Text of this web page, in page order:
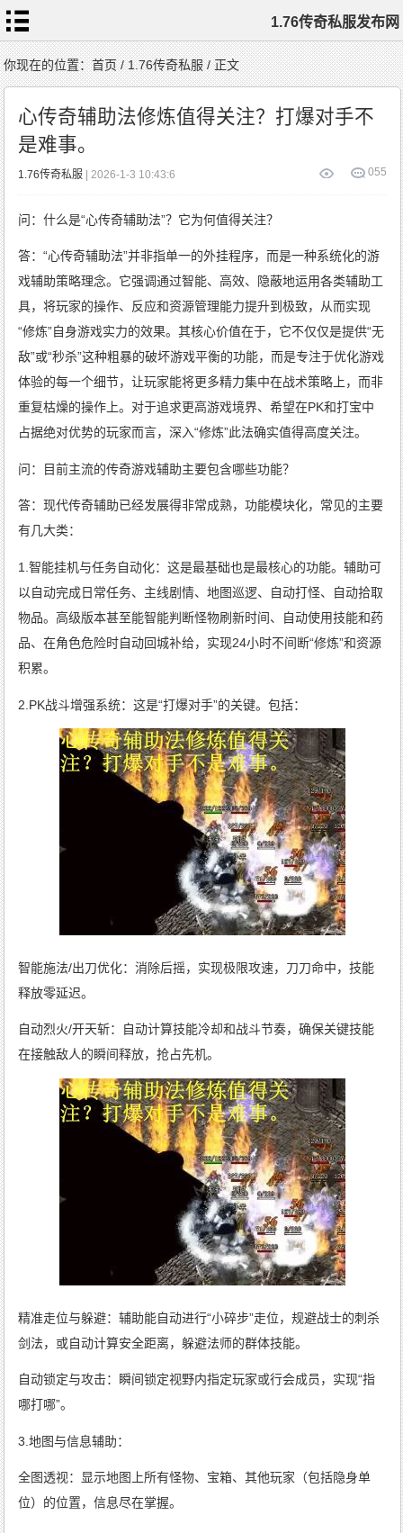
1.76传奇私服发布网
首
页
1.76
传
奇
服
1.76
复
传
奇
1.76
传
奇
新
1.76
传
奇
标
签
云
你现在的位置：首页/1.76传奇私服/ 正文
心传奇辅助法修炼值得关注？打爆对手不
是难事。
55
0
1.76传奇私服 | 2026-1-3 10:43:6
问：什么是“心传奇辅助法”？它为何值得关注？
答：“心传奇辅助法”并非指单一的外挂程序，而是一种系统化的游
戏辅助策略理念。它强调通过智能、高效、隐蔽地运用各类辅助工
具，将玩家的操作、反应和资源管理能力提升到极致，从而实现
“修炼”自身游戏实力的效果。其核心价值在于，它不仅仅是提供“无
敌”或“秒杀”这种粗暴的破坏游戏平衡的功能，而是专注于优化游戏
体验的每一个细节，让玩家能将更多精力集中在战术策略上，而非
重复枯燥的操作上。对于追求更高游戏境界、希望在PK和打宝中
占据绝对优势的玩家而言，深入“修炼”此法确实值得高度关注。
问：目前主流的传奇游戏辅助主要包含哪些功能？
答：现代传奇辅助已经发展得非常成熟，功能模块化，常见的主要
有几大类：
1.智能挂机与任务自动化：这是最基础也是最核心的功能。辅助可
以自动完成日常任务、主线剧情、地图巡逻、自动打怪、自动拾取
物品。高级版本甚至能智能判断怪物刷新时间、自动使用技能和药
品、在角色危险时自动回城补给，实现24小时不间断“修炼”和资源
积累。
2.PK战斗增强系统：这是“打爆对手”的关键。包括：
智能施法/出刀优化：消除后摇，实现极限攻速，刀刀命中，技能
释放零延迟。
自动烈火/开天斩：自动计算技能冷却和战斗节奏，确保关键技能
在接触敌人的瞬间释放，抢占先机。
精准走位与躲避：辅助能自动进行“小碎步”走位，规避战士的刺杀
剑法，或自动计算安全距离，躲避法师的群体技能。
自动锁定与攻击：瞬间锁定视野内指定玩家或行会成员，实现“指
哪打哪”。
3.地图与信息辅助：
全图透视：显示地图上所有怪物、宝箱、其他玩家（包括隐身单
位）的位置，信息尽在掌握。